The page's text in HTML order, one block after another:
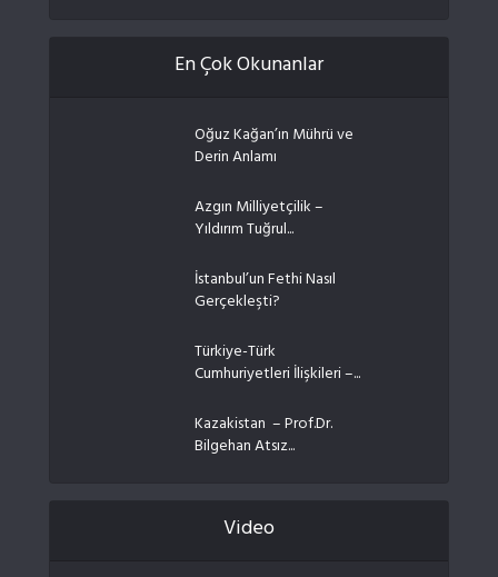
En Çok Okunanlar
Oğuz Kağan’ın Mührü ve
Derin Anlamı
Azgın Milliyetçilik –
Yıldırım Tuğrul...
İstanbul’un Fethi Nasıl
Gerçekleşti?
Türkiye-Türk
Cumhuriyetleri İlişkileri –...
Kazakistan – Prof.Dr.
Bilgehan Atsız...
Video